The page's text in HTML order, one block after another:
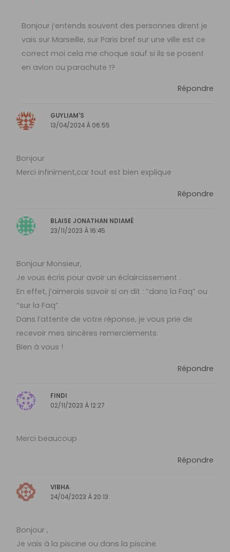
Bonjour j’entends souvent des personnes dirent je
vais sur Marseille, sur Paris bref sur une ville est ce
correct moi cela me choque sauf si ils se posent
en avion ou parachute !?
Répondre
GUYLIAM'S
13/04/2024 À 06:55
Bonjour
Merci infiniment,car tout est bien explique
Répondre
BLAISE JONATHAN NDIAMÉ
23/11/2023 À 16:45
Bonjour Monsieur,
Je vous écris pour avoir un éclaircissement .
En effet, j’aimerais savoir si on dit : “dans la Faq” ou
“sur la Faq”.
Dans l’attente de votre réponse, je vous prie de
recevoir mes sincères remerciements.
Bien à vous !
Répondre
FINDI
02/11/2023 À 12:27
Merci beaucoup
Répondre
VIBHA
24/04/2023 À 20:13
Bonjour ,
Je vais à la piscine ou dans la piscine.